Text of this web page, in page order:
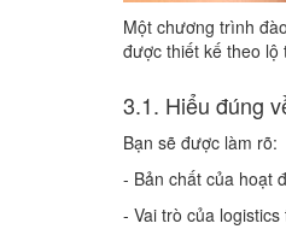
Một chương trình
được thiết kế theo lộ
3.1. Hiểu đúng
Bạn sẽ được làm rõ:
- Bản chất của hoạt
- Vai trò của